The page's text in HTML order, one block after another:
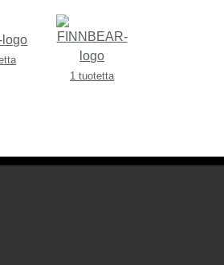
1 tuotetta